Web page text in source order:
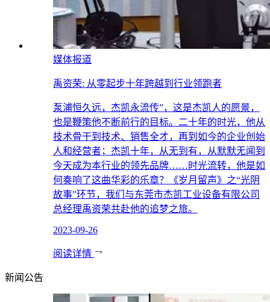
媒体报道
禹资荣: 从零起步十年跨越到行业领跑者
泵浦恒久远，杰凯永流传”，这是杰凯人的愿景，
也是鞭策他不断前行的目标。二十年的时光，他从
技术骨干到技术、销售全才，再到如今的企业创始
人和经营者；杰凯十年，从无到有，从默默无闻到
今天成为本行业的领先品牌……时光流转，他是如
何奏响了这曲华彩的乐章？《岁月留声》之“光阴
故事”环节，我们与东莞市杰凯工业设备有限公司
总经理禹资荣共赴他的追梦之旅。
2023-09-26
阅读详情
新闻公告